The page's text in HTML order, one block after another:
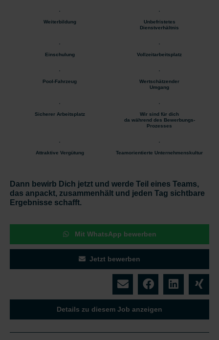
Weiterbildung
Unbefristetes
Dienstverhältnis
Einschulung Vollzeitarbeitsplatz
Pool-Fahrzeug
Wertschätzender
Umgang
Sicherer Arbeitsplatz
Wir sind für dich
da während des Bewerbungs-
Prozesses
Attraktive Vergütung Teamorientierte Unternehmenskultur
Dann bewirb Dich jetzt und werde Teil eines Teams,
das anpackt, zusammenhält und jeden Tag sichtbare
Ergebnisse schafft.
Mit WhatsApp bewerben
Jetzt bewerben
Details zu diesem Job anzeigen